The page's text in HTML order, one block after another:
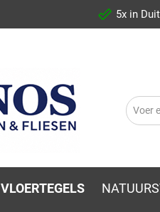
5x in
VLOERTEGELS